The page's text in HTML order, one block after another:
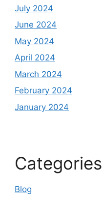
July 2024
June 2024
May 2024
April 2024
March 2024
February 2024
January 2024
Categories
Blog